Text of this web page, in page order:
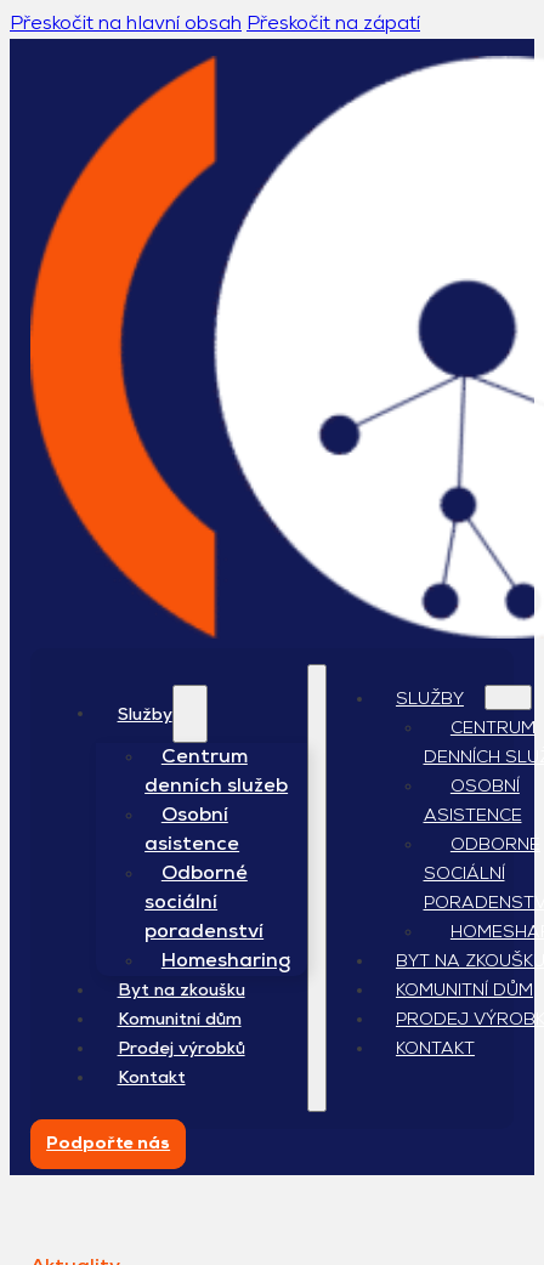
Přeskočit na hlavní obsah Přeskočit na zápatí
Služby
Centrum
denních služeb
Osobní
asistence
Odborné
sociální
poradenství
Homesharing
Byt na zkoušku
Komunitní dům
Prodej výrobků
Kontakt
SLUŽBY
CENTRUM
DENNÍCH
OSOBNÍ
ASISTENCE
ODBORNÉ
SOCIÁLNÍ
BYT NA ZKOUŠKU
KOMUNITNÍ DŮM
PRODEJ
KONTAKT
Podpořte nás